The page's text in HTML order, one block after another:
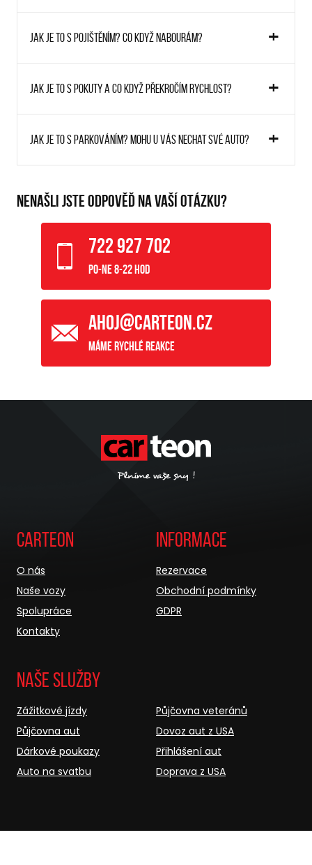
Jak je to s pojištěním? Co když nabourám?
Jak je to s pokuty a co když překročím rychlost?
Jak je to s parkováním? Mohu u vás nechat své auto?
NENAŠLI JSTE ODPOVĚĎ NA VAŠÍ OTÁZKU?
722 927 702
Po-Ne 8-22 hod
ahoj@carteon.cz
Máme rychlé reakce
Carteon
O nás
Naše vozy
Spolupráce
Kontakty
Informace
Rezervace
Obchodní podmínky
GDPR
Naše služby
Zážitkové jízdy
Půjčovna aut
Dárkové poukazy
Auto na svatbu
Půjčovna veteránů
Dovoz aut z USA
Přihlášení aut
Doprava z USA